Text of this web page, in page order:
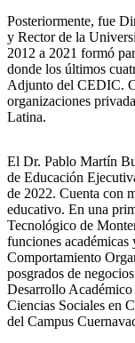
Posteriormente, fue
y Rector de la
2012 a 2021 formó
donde los últimos
Adjunto del CEDIC.
organizaciones
Latina.
El Dr. Pablo Martín
de Educación
de 2022. Cuenta con
educativo. En una
Tecnológico de
funciones
Comportamiento
posgrados de
Desarrollo
Ciencias Sociales en
del Campus